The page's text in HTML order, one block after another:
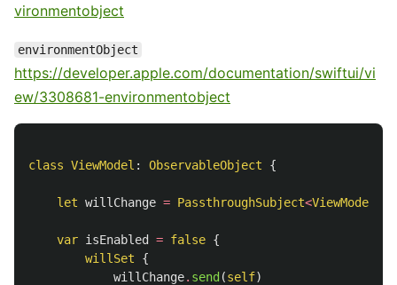
vironmentobject
environmentObject
https://developer.apple.com/documentation/swiftui/vi
ew/3308681-environmentobject
class ViewModel : ObservableObject {
let willChange = PassthroughSubject<ViewModel
var isEnabled = false {
willSet
{
willChange. send(self)